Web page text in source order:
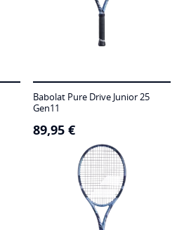
Babolat Pure Drive Junior 25
Gen11
89,95 €